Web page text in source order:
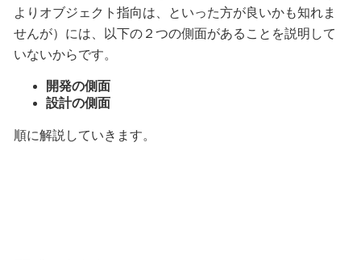
よりオブジェクト指向は、といった方が良いかも知れま
せんが）には、以下の２つの側面があることを説明して
いないからです。
開発の側面
設計の側面
順に解説していきます。